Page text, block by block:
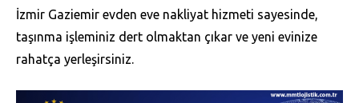
İzmir Gaziemir evden eve nakliyat hizmeti sayesinde,
taşınma işleminiz dert olmaktan çıkar ve yeni evinize
rahatça yerleşirsiniz.